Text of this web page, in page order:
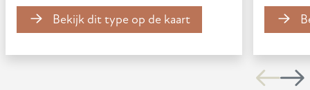
Bekijk dit type op de kaart